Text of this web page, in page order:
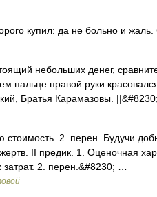
купил: да не больно и
небольших денег,
пальце правой руки
Братья Карамазовы.
2. перен. Будучи
II предик. 1. Оценочная
2. перен.&#8230; …